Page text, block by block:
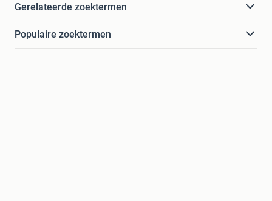
Gerelateerde zoektermen
Populaire zoektermen